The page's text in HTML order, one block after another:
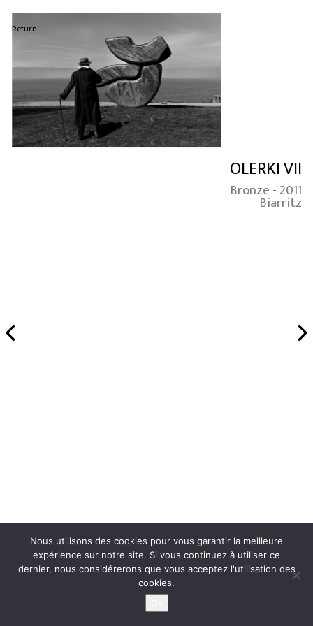
Return
OLERKI VII
Bronze - 2011
Biarritz
Nous utilisons des cookies pour vous garantir la meilleure
expérience sur notre site. Si vous continuez à utiliser ce
dernier, nous considérerons que vous acceptez l'utilisation des
cookies.